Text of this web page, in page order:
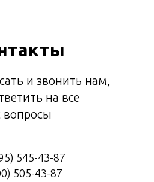
и звонить нам,
на все
вопросы
545-43-87
505-43-87